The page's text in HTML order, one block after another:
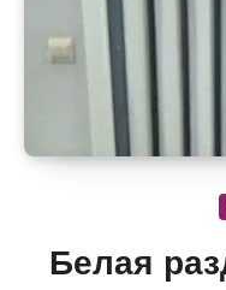
Белая